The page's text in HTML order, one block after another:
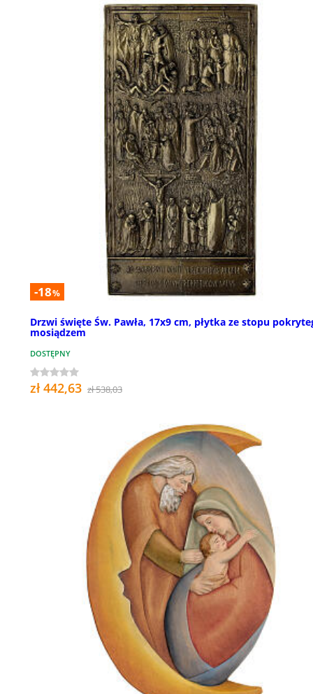
-18%
Drzwi święte Św. Pawła, 17x9 cm, płytka ze stopu
mosiądzem
DOSTĘPNY
zł 442,63 zł 538,03